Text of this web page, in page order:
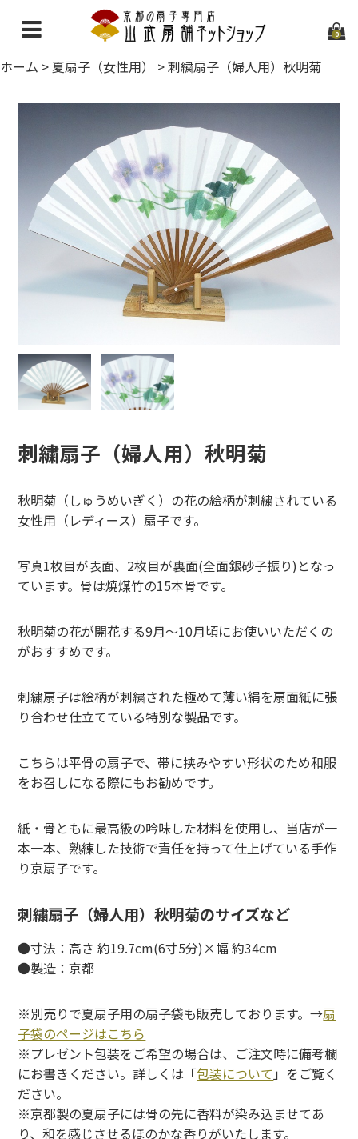
0
ホーム
当店について
お問い合わせ
ホーム > 夏扇子（女性用） >刺繍扇子（婦人用）秋明菊
刺繍扇子（婦人用）秋明菊
秋明菊（しゅうめいぎく）の花の絵柄が刺繍されている
女性用（レディース）扇子です。
写真1枚目が表面、2枚目が裏面(全面銀砂子振り)となっ
ています。骨は焼煤竹の15本骨です。
秋明菊の花が開花する9月～10月頃にお使いいただくの
がおすすめです。
刺繍扇子は絵柄が刺繍された極めて薄い絹を扇面紙に張
り合わせ仕立てている特別な製品です。
こちらは平骨の扇子で、帯に挟みやすい形状のため和服
をお召しになる際にもお勧めです。
紙・骨ともに最高級の吟味した材料を使用し、当店が一
本一本、熟練した技術で責任を持って仕上げている手作
り京扇子です。
刺繍扇子（婦人用）秋明菊のサイズなど
●寸法：高さ 約19.7cm(6寸5分)×幅 約34cm
●製造：京都
※別売りで夏扇子用の扇子袋も販売しております。→扇
子袋のページはこちら
※プレゼント包装をご希望の場合は、ご注文時に備考欄
にお書きください。詳しくは「包装について 」をご覧く
ださい。
※京都製の夏扇子には骨の先に香料が染み込ませてあ
り、和を感じさせるほのかな香りがいたします。